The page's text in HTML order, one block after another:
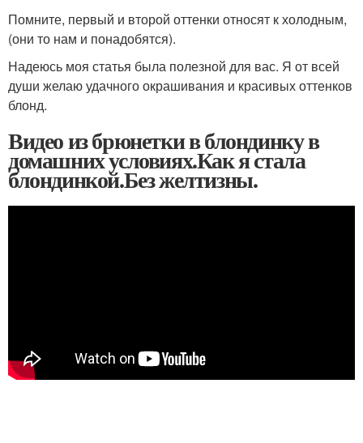
Помните, первый и второй оттенки относят к холодным,
(они то нам и понадобятся).
Надеюсь моя статья была полезной для вас. Я от всей
души желаю удачного окрашивания и красивых оттенков
блонд.
Видео из брюнетки в блондинку в
домашних условиях.Как я стала
блондинкой.Без желтизны.